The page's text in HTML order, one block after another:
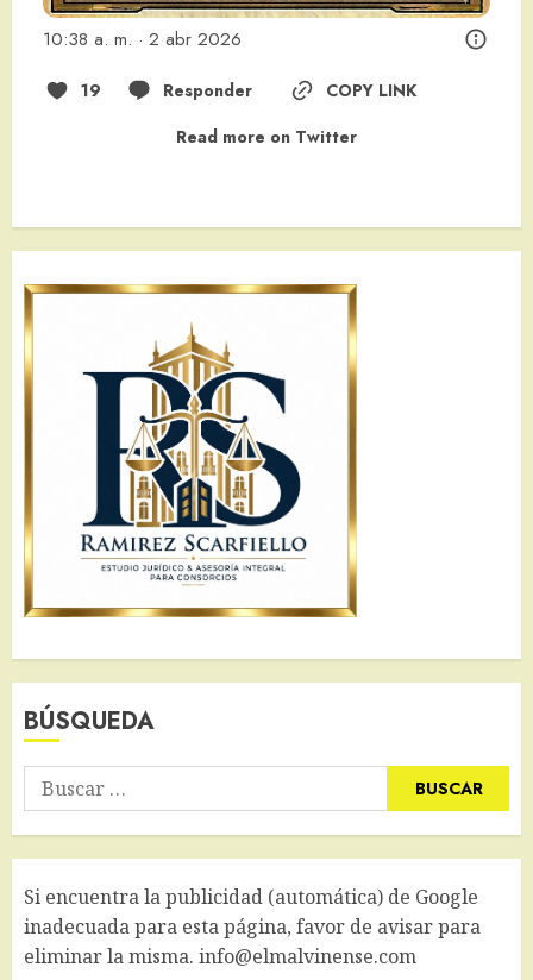
10:38 a. m. · 2 abr 2026
19 Responder
COPY LINK
Read more on Twitter
BÚSQUEDA
Buscar:
Si encuentra la publicidad (automática) de Google
inadecuada para esta página, favor de avisar para
eliminar la misma. info@elmalvinense.com